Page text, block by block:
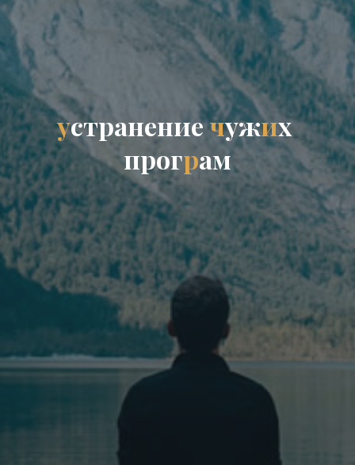
устранениечужих
програм